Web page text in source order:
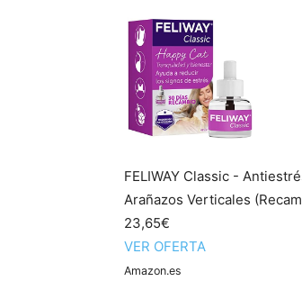
FELIWAY Classic -
Arañazos Verticales
23,65€
VER OFERTA
Amazon.es